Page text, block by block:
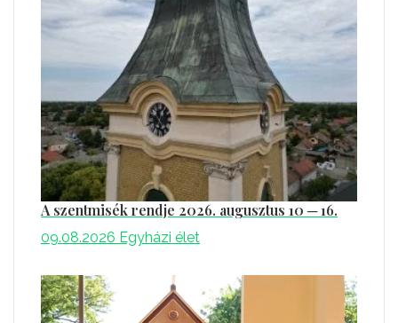
A szentmisék rendje 2026. augusztus 10 ─ 16.
09.08.2026 Egyházi élet